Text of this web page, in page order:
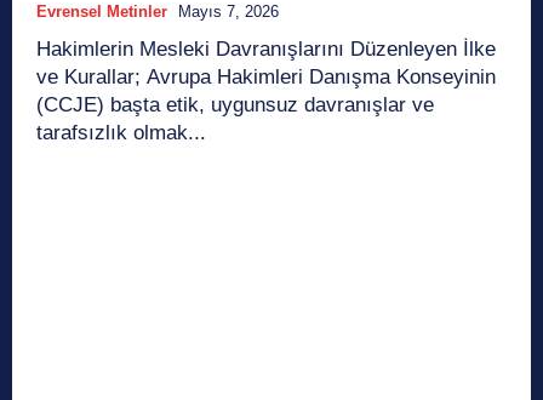
Evrensel Metinler Mayıs 7, 2026
Hakimlerin Mesleki Davranışlarını Düzenleyen İlke
ve Kurallar; Avrupa Hakimleri Danışma Konseyinin
(CCJE) başta etik, uygunsuz davranışlar ve
tarafsızlık olmak...